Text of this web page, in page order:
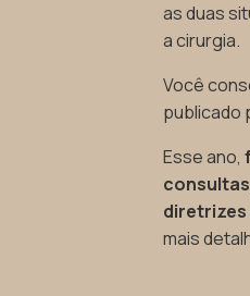
as duas
a cirurgia.
Você
publicado
Esse ano,
mais